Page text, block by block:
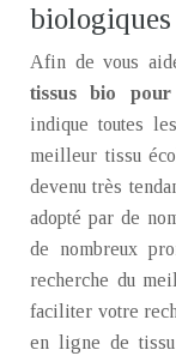
Afin de vous
tissus bio pour
indique toutes
meilleur tissu
devenu très
adopté par de
de nombreux
recherche du
faciliter votre
en ligne de